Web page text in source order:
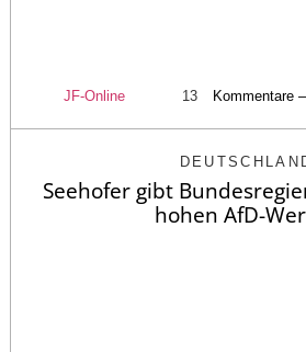
JF-Online 13 Kommentare
Seehofer gibt
hohen AfD-